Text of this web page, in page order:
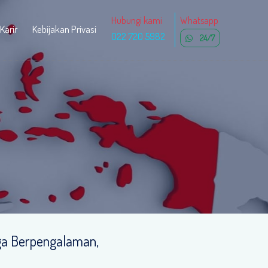
Karir Kebijakan Privasi
Hubungi kami
022 720 5982
Whatsapp
24/7
Berpengalaman,